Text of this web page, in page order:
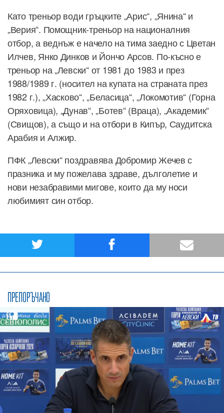
Като треньор води гръцките „Арис“, „Янина“ и
„Верия“. Помощник-треньор на националния
отбор, а веднъж е начело на тима заедно с Цветан
Илчев, Янко Динков и Йончо Арсов. По-късно е
треньор на „Левски“ от 1981 до 1983 и през
1988/1989 г. (носител на купата на страната през
1982 г.), „Хасково“, „Беласица“, „Локомотив“ (Горна
Оряховица), „Дунав“, „Ботев“ (Враца), „Академик“
(Свищов), а също и на отбори в Кипър, Саудитска
Арабия и Алжир.
ПФК „Левски“ поздравява Добромир Жечев с
празника и му пожелава здраве, дълголетие и
нови незабравими мигове, които да му носи
любимият син отбор.
ПРЕПОРЪЧАНО